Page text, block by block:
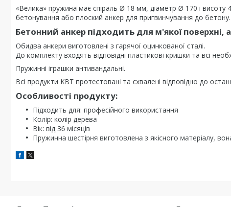
«Велика» пружина має спіраль Ø 18 мм, діаметр Ø 170 і висоту
бетонування або плоский анкер для пригвинчування до бетону.
Бетонний анкер підходить для м'якої поверхні,
Обидва анкери виготовлені з гарячої оцинкованої сталі.
До комплекту входять відповідні пластикові кришки та всі
Пружинні іграшки антивандальні.
Всі продукти KBT протестовані та схвалені відповідно до
Особливості продукту:
Підходить для: професійного використання
Колір: колір дерева
Вік: від 36 місяців
Пружинна шестірня виготовлена з якісного матеріалу,